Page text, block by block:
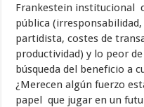
Frankestein institucional
pública
partidista, costes de
productividad) y lo peor
búsqueda del beneficio a
¿Merecen algún fuerzo
papel que jugar en un